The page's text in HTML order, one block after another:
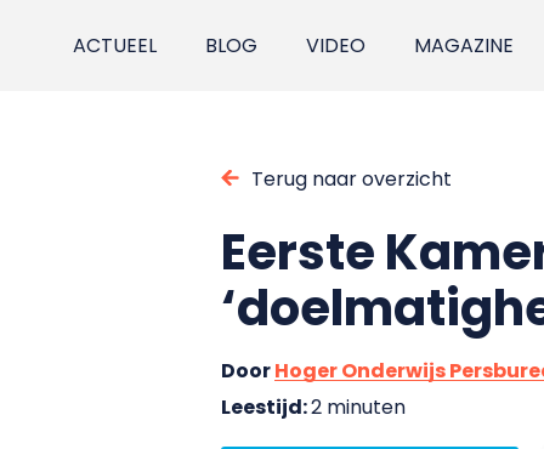
ACTUEEL BLOG VIDEO MAGAZINE
Terug naar overzicht
Eerste
DoorHoger Onderwijs
Leestijd:2 minuten